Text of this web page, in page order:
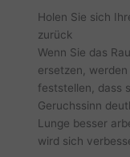
Holen Sie sich
zurück
Wenn Sie das
ersetzen,
feststellen, dass
Geruchssinn
Lunge besser
wird sich